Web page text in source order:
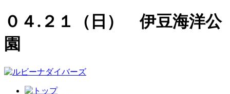
０４.２１（日） 伊豆海洋公
園